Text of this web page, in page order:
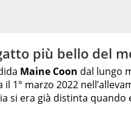
più bello del
Maine Coon dal lungo
il 1° marzo 2022
si era già distinta